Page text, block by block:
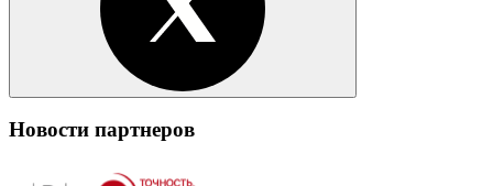
Новости партнеров